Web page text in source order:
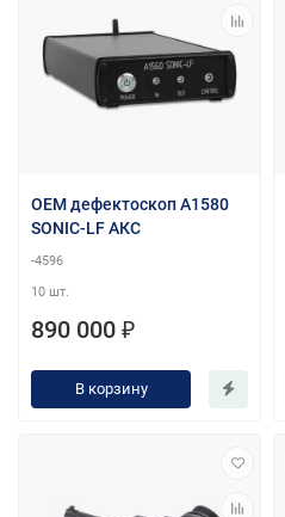
OEM дефектоскоп A1580
SONIC-LF АКС
-4596
10 шт.
890 000 ₽
В корзину